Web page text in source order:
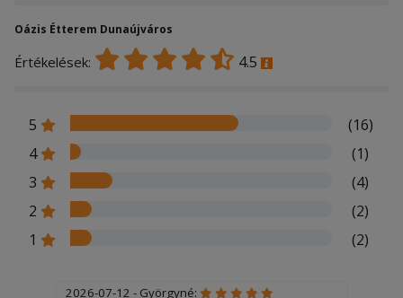
Oázis Étterem Dunaújváros
Értékelések: 4.5
5
(16)
4
(1)
3
(4)
2
(2)
1
(2)
2026-07-12 - Györgyné: